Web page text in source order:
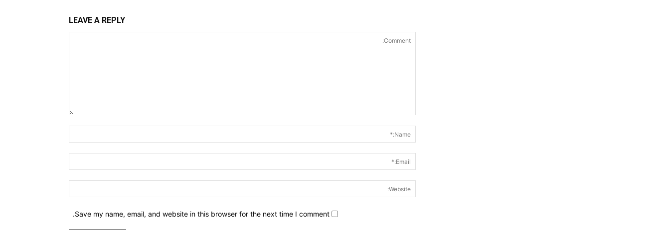
LEAVE A REPLY
Save my name, email, and website in this browser for the next time I comment.